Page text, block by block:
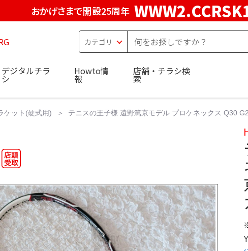
おかげさまで開設25周年
デジタルチラ
シ
Howto情
報
店舗・チラシ検
索
ケット(硬式用) テニスの王子様 遠野篤京モデル プロケネックス Q30